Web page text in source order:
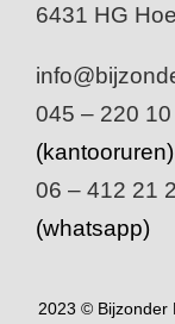
6431 HG
045 – 220 10
(kantooruren)
06 – 412 21
(whatsapp)
2023 © Bijzonder